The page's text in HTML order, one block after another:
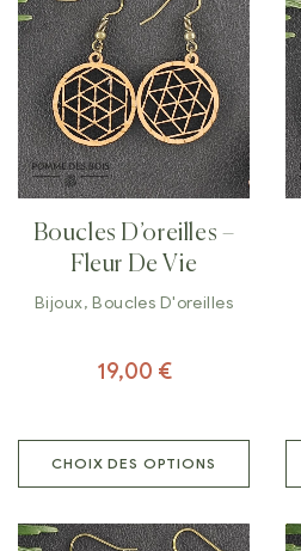
Boucles D’oreilles –
Fleur De Vie
Bijoux,Boucles D'oreilles
19,00 €
CHOIX DES OPTIONS